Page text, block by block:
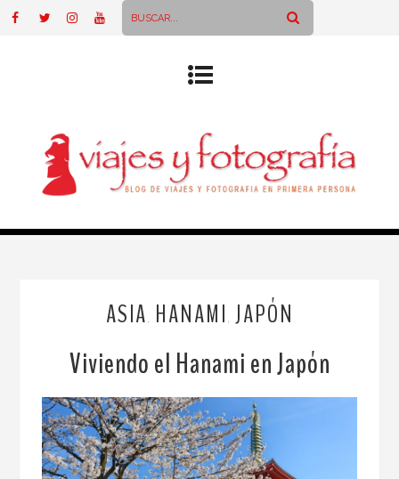
ASIA HANAMI JAPÓN
Viviendo el Hanami en Japón